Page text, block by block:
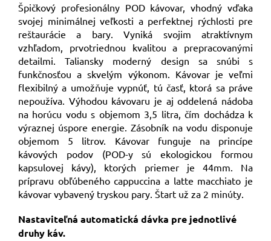
Špičkový profesionálny POD kávovar, vhodný vďaka
svojej minimálnej veľkosti a perfektnej rýchlosti pre
reštaurácie a bary. Vyniká svojim atraktívnym
vzhľadom, prvotriednou kvalitou a prepracovanými
detailmi. Taliansky moderný design sa snúbi s
funkčnosťou a skvelým výkonom. Kávovar je veľmi
flexibilný a umožňuje vypnúť, tú časť, ktorá sa práve
nepoužíva. Výhodou kávovaru je aj oddelená nádoba
na horúcu vodu s objemom 3,5 litra, čím dochádza k
výraznej úspore energie. Zásobník na vodu disponuje
objemom 5 litrov. Kávovar funguje na princípe
kávových podov (POD-y sú ekologickou formou
kapsulovej kávy), ktorých priemer je 44mm.
Na
prípravu obľúbeného cappuccina a latte macchiato je
kávovar vybavený tryskou pary. Štart už za 2 minúty.
Nastaviteľná automatická dávka pre jednotlivé
druhy káv.